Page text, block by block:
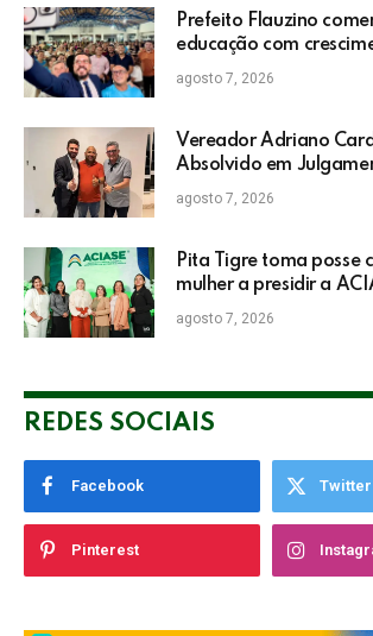
Prefeito Flauzino
educação com
do IDEB da rede
agosto 7, 2026
Vereador Adriano
Absolvido em
Eleitoral no TRE
agosto 7, 2026
Pita Tigre toma posse
mulher a presidir a
retomada do Prêmio
Empresarial
agosto 7, 2026
REDES SOCIAIS
Facebook Twitter
Pinterest